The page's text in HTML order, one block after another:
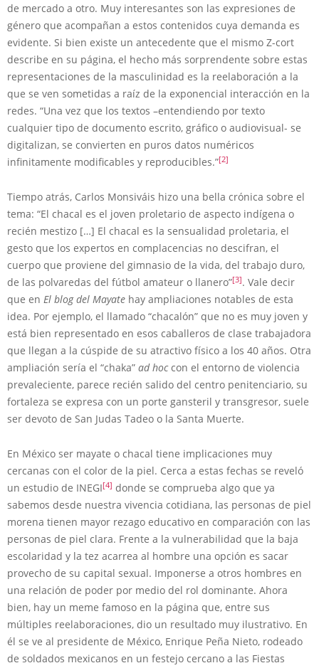
de mercado a otro. Muy interesantes son las expresiones de
género que acompañan a estos contenidos cuya demanda es
evidente. Si bien existe un antecedente que el mismo Z-cort
describe en su página, el hecho más sorprendente sobre estas
representaciones de la masculinidad es la reelaboración a la
que se ven sometidas a raíz de la exponencial interacción en la
redes. “Una vez que los textos –entendiendo por texto
cualquier tipo de documento escrito, gráfico o audiovisual- se
digitalizan, se convierten en puros datos numéricos
infinitamente modificables y reproducibles.”[2]
Tiempo atrás, Carlos Monsiváis hizo una bella crónica sobre el
tema: “El chacal es el joven proletario de aspecto indígena o
recién mestizo […] El chacal es la sensualidad proletaria, el
gesto que los expertos en complacencias no descifran, el
cuerpo que proviene del gimnasio de la vida, del trabajo duro,
de las polvaredas del fútbol amateur o llanero”[3]. Vale decir
que en El blog del Mayate hay ampliaciones notables de esta
idea. Por ejemplo, el llamado “chacalón” que no es muy joven y
está bien representado en esos caballeros de clase trabajadora
que llegan a la cúspide de su atractivo físico a los 40 años. Otra
ampliación sería el “chaka” ad hoccon el entorno de violencia
prevaleciente, parece recién salido del centro penitenciario, su
fortaleza se expresa con un porte gansteril y transgresor, suele
ser devoto de San Judas Tadeo o la Santa Muerte.
En México ser mayate o chacal tiene implicaciones muy
cercanas con el color de la piel. Cerca a estas fechas se reveló
un estudio de INEGI[4] donde se comprueba algo que ya
sabemos desde nuestra vivencia cotidiana, las personas de piel
morena tienen mayor rezago educativo en comparación con las
personas de piel clara. Frente a la vulnerabilidad que la baja
escolaridad y la tez acarrea al hombre una opción es sacar
provecho de su capital sexual. Imponerse a otros hombres en
una relación de poder por medio del rol dominante. Ahora
bien, hay un meme famoso en la página que, entre sus
múltiples reelaboraciones, dio un resultado muy ilustrativo. En
él se ve al presidente de México, Enrique Peña Nieto, rodeado
de soldados mexicanos en un festejo cercano a las Fiestas